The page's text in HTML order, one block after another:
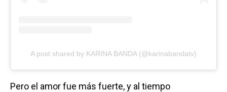
A post shared by KARINA BANDA (@karinabandatv)
Pero el amor fue más fuerte, y al tiempo